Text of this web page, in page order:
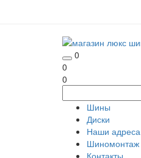
0
0
0
Шины
Диски
Наши адреса
Шиномонтаж
Контакты